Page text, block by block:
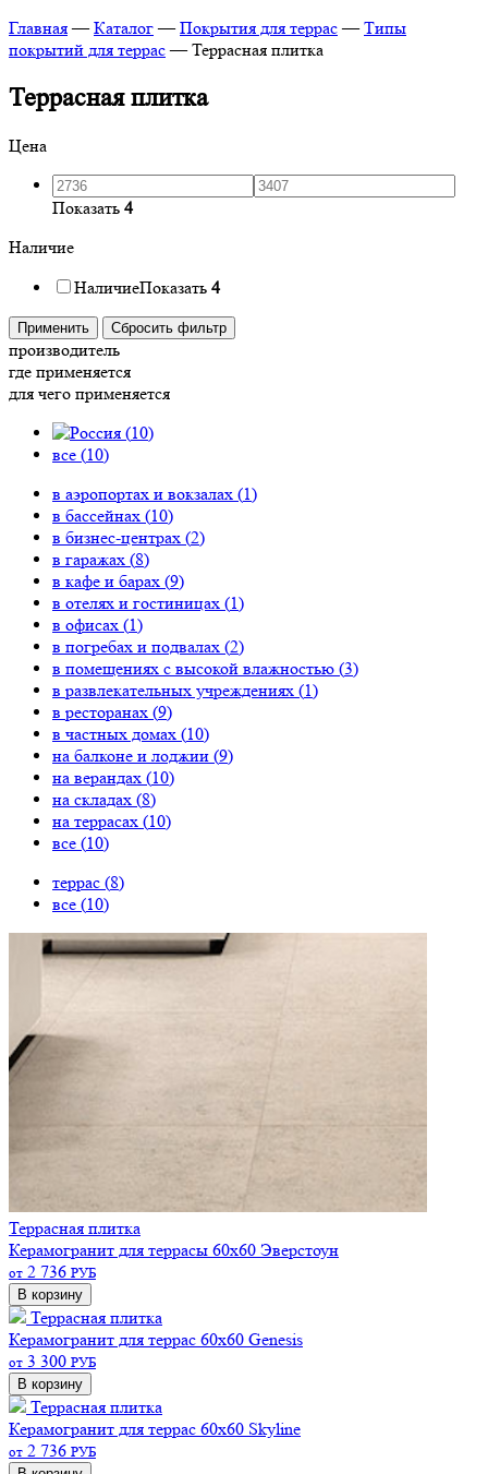
Главная — Каталог — Покрытия для террас — Типы
покрытий для террас — Террасная плитка
Террасная плитка
Цена
Показать 4
Наличие
НаличиеПоказать 4
Применить Сбросить фильтр
производитель
где применяется
для чего применяется
(10)
все (10)
в аэропортах и вокзалах (1)
в бассейнах (10)
в бизнес-центрах (2)
в гаражах (8)
в кафе и барах (9)
в отелях и гостиницах (1)
в офисах (1)
в погребах и подвалах (2)
в помещениях с высокой влажностью (3)
в развлекательных учреждениях (1)
в ресторанах (9)
в частных домах (10)
на балконе и лоджии (9)
на верандах (10)
на складах (8)
на террасах (10)
все (10)
террас (8)
все (10)
Террасная плитка
Керамогранит для террасы 60х60 Эверстоун
от 2 736 РУБ
В корзину
Террасная плитка
Керамогранит для террас 60х60 Genesis
от 3 300 РУБ
В корзину
Террасная плитка
Керамогранит для террас 60х60 Skyline
от 2 736 РУБ